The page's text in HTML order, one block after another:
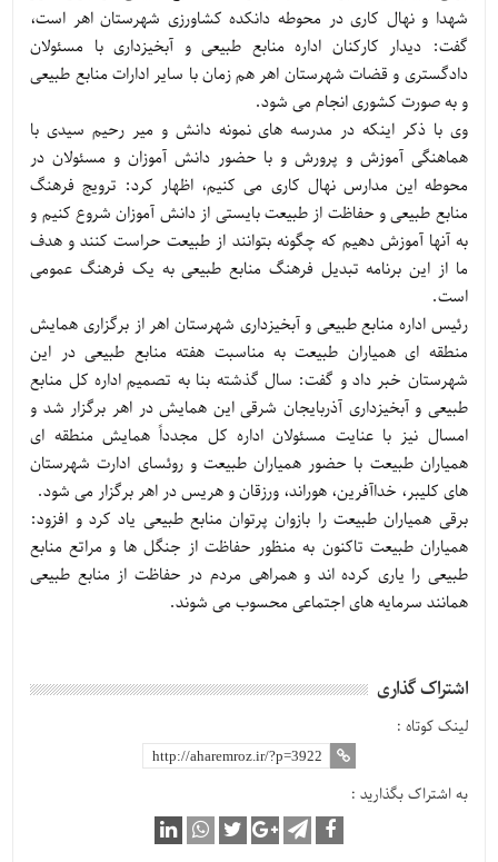
شهدا و نهال کاری در محوطه دانکده کشاورزی شهرستان اهر است،
گفت: دیدار کارکنان اداره منابع طبیعی و آبخیزداری با مسئولان
دادگستری و قضات شهرستان اهر هم زمان با سایر ادارات منابع طبیعی
و به صورت کشوری انجام می شود.
وی با ذکر اینکه در مدرسه های نمونه دانش و میر رحیم سیدی با
هماهنگی آموزش و پرورش و با حضور دانش آموزان و مسئولان در
محوطه این مدارس نهال کاری می کنیم، اظهار کرد: ترویج فرهنگ
منابع طبیعی و حفاظت از طبیعت بایستی از دانش آموزان شروع کنیم و
به آنها آموزش دهیم که چگونه بتوانند از طبیعت حراست کنند و هدف
ما از این برنامه تبدیل فرهنگ منابع طبیعی به یک فرهنگ عمومی
است.
رئیس اداره منابع طبیعی و آبخیزداری شهرستان اهر از برگزاری همایش
منطقه ای همیاران طبیعت به مناسبت هفته منابع طبیعی در این
شهرستان خبر داد و گفت: سال گذشته بنا به تصمیم اداره کل منابع
طبیعی و آبخیزداری آذربایجان شرقی این همایش در اهر برگزار شد و
امسال نیز با عنایت مسئولان اداره کل مجدداً همایش منطقه ای
همیاران طبیعت با حضور همیاران طبیعت و روئسای ادارت شهرستان
های کلیبر، خداآفرین، هوراند، ورزقان و هریس در اهر برگزار می شود.
برقی همیاران طبیعت را بازوان پرتوان منابع طبیعی یاد کرد و افزود:
همیاران طبیعت تاکنون به منظور حفاظت از جنگل ها و مراتع منابع
طبیعی را یاری کرده اند و همراهی مردم در حفاظت از منابع طبیعی
همانند سرمایه های اجتماعی محسوب می شوند.
اشتراک گذاری
لینک کوتاه :
به اشتراک بگذارید :